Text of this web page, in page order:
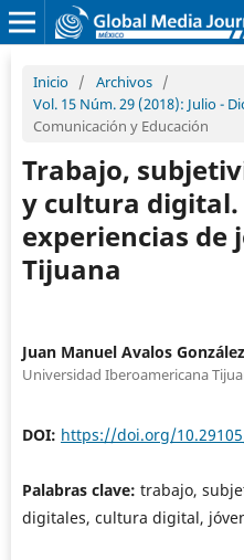
Inicio / Archivos /
Vol. 15 Núm. 29 (2018): Julio -
Comunicación y Educación
Trabajo,
y cultura digital.
experiencias de
Tijuana
Juan Manuel Avalos González
Universidad Iberoamericana
DOI: https://doi.org/
Palabras clave: trabajo,
digitales, cultura digital,